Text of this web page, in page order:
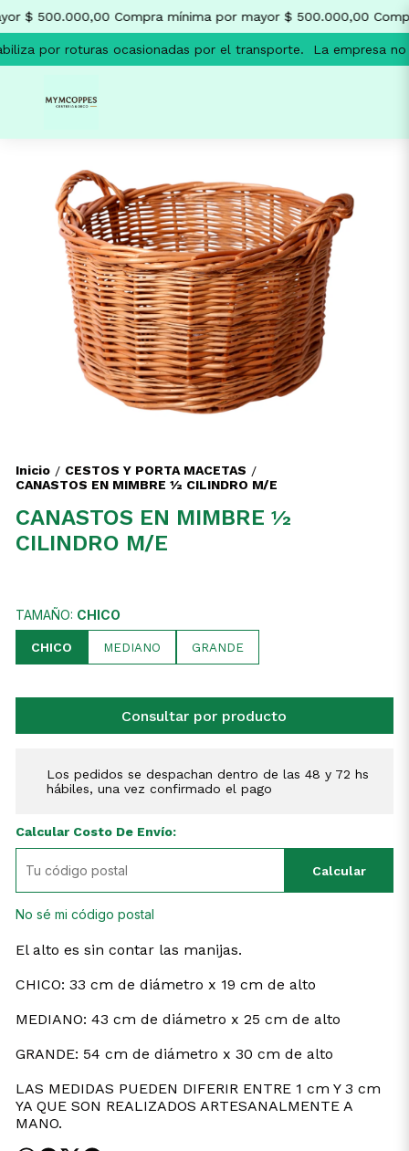
$ 500.000,00 Compra mínima por mayor $ 500.000,00
por roturas ocasionadas por el transporte. La empresa
Inicio / CESTOS Y PORTA MACETAS /
CANASTOS EN MIMBRE ½ CILINDRO M/E
CANASTOS EN MIMBRE ½
CILINDRO M/E
TAMAÑO: CHICO
CHICO MEDIANO GRANDE
Consultar por producto
Los pedidos se despachan dentro de las 48 y 72 hs
hábiles, una vez confirmado el pago
Calcular Costo De Envío:
Calcular
No sé mi código postal
El alto es sin contar las manijas.
CHICO: 33 cm de diámetro x 19 cm de alto
MEDIANO: 43 cm de diámetro x 25 cm de alto
GRANDE: 54 cm de diámetro x 30 cm de alto
LAS MEDIDAS PUEDEN DIFERIR ENTRE 1 cm Y 3 cm
YA QUE SON REALIZADOS ARTESANALMENTE A
MANO.